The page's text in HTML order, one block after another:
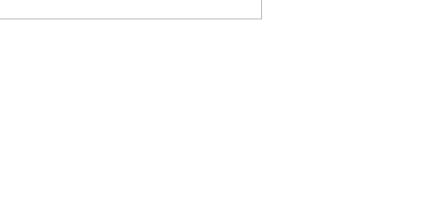
Malaka Imbas Penculikan